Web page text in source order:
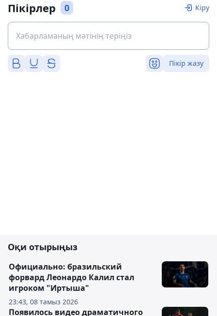
Пікірлер 0 Кіру
Пікір жазу
Оқи отырыңыз
23:43, 08 тамыз 2026
Официально: бразильский
форвард Леонардо Калил стал
игроком "Иртыша"
Появилось видео драматичного